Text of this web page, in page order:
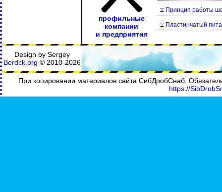
профильные
компании
и предприятия
Ξ Принцип работы
Ξ Пластинчатый
Design by Sergey
Berdck.org © 2010-2026
При копировании материалов сайта СибДробСнаб.
https://